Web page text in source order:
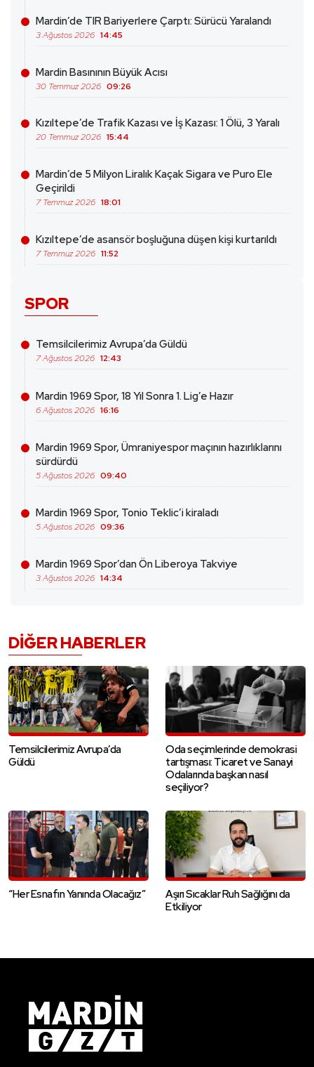
Mardin’de TIR Bariyerlere Çarptı: Sürücü Yaralandı
3 Ağustos 2026 14:45
Mardin Basınının Büyük Acısı
30 Temmuz 2026 09:26
Kızıltepe’de Trafik Kazası ve İş Kazası: 1 Ölü, 3 Yaralı
20 Temmuz 2026 15:44
Mardin’de 5 Milyon Liralık Kaçak Sigara ve Puro Ele
Geçirildi
7 Temmuz 2026 18:01
Kızıltepe’de asansör boşluğuna düşen kişi kurtarıldı
7 Temmuz 2026 11:52
SPOR
Temsilcilerimiz Avrupa’da Güldü
7 Ağustos 2026 12:43
Mardin 1969 Spor, 18 Yıl Sonra 1. Lig’e Hazır
6 Ağustos 2026 16:16
Mardin 1969 Spor, Ümraniyespor maçının hazırlıklarını
sürdürdü
5 Ağustos 2026 09:40
Mardin 1969 Spor, Tonio Teklic’i kiraladı
5 Ağustos 2026 09:36
Mardin 1969 Spor’dan Ön Liberoya Takviye
3 Ağustos 2026 14:34
DIĞER HABERLER
Temsilcilerimiz Avrupa’da
Güldü
Oda seçimlerinde demokrasi
tartışması: Ticaret ve Sanayi
Odalarında başkan nasıl
seçiliyor?
“Her Esnafın Yanında Olacağız”
Aşırı Sıcaklar Ruh Sağlığını da
Etkiliyor